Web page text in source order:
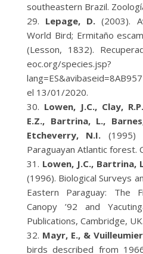
southeastern Brazil.
Lepage, D. (2003).
World Bird; Ermitaño
(Lesson, 1832).
eoc.org/species.jsp?
el 13/01/2020.
Lowen, J.C., Clay,
E.Z., Bartrina, L.,
Etcheverry, N.I. (1995)
Paraguayan Atlantic forest.
Lowen, J.C., Bartrina,
(1996). Biological Surveys
Eastern Paraguay: The
Canopy ’92 and
Publications, Cambridge,
Mayr, E., &
birds described from